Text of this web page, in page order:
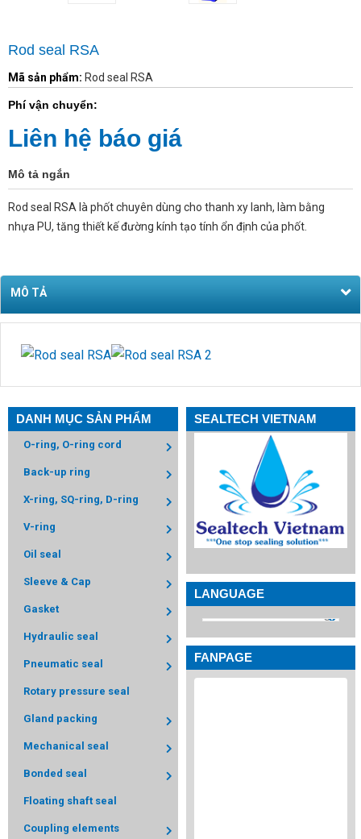
DANH MỤC SẢN PHẨM
O-ring, O-ring cord
Back-up ring
X-ring, SQ-ring, D-ring
V-ring
Oil seal
Sleeve & Cap
Gasket
Hydraulic seal
Pneumatic seal
Rotary pressure seal
Gland packing
Mechanical seal
Bonded seal
Floating shaft seal
Coupling elements
Rod seal RSA
Mã sản phẩm: Rod seal RSA
Phí vận chuyển:
Liên hệ báo giá
Mô tả ngắn
Rod seal RSA là phốt chuyên dùng cho thanh xy lanh, làm bằng
nhựa PU, tăng thiết kế đường kính tạo tính ổn định của phốt.
MÔ TẢ
SEALTECH VIETNAM
LANGUAGE
FANPAGE